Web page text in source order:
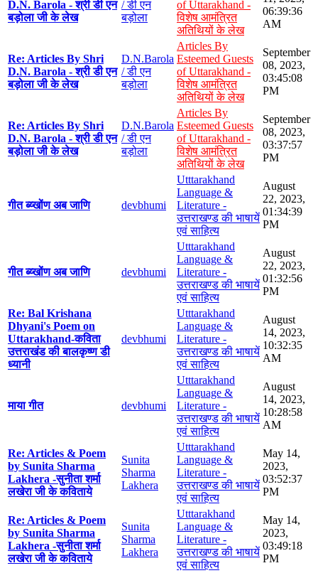
D.N. Barola - श्री डी एन
बड़ोला जी के लेख
/ डी एन
बड़ोला
of Uttarakhand -
विशेष आमंत्रित
अतिथियों के लेख
06:39:36
AM
Re: Articles By Shri
D.N. Barola - श्री डी एन
बड़ोला जी के लेख
D.N.Barola
/ डी एन
बड़ोला
Articles By
Esteemed Guests
of Uttarakhand -
विशेष आमंत्रित
अतिथियों के लेख
September
08, 2023,
03:45:08
PM
Re: Articles By Shri
D.N. Barola - श्री डी एन
बड़ोला जी के लेख
D.N.Barola
/ डी एन
बड़ोला
Articles By
Esteemed Guests
of Uttarakhand -
विशेष आमंत्रित
अतिथियों के लेख
September
08, 2023,
03:37:57
PM
गीत ब्य्खोंण अब जाणि devbhumi
Utttarakhand
Language &
Literature -
उत्तराखण्ड की भाषायें
एवं साहित्य
August
22, 2023,
01:34:39
PM
गीत ब्य्खोंण अब जाणि devbhumi
Utttarakhand
Language &
Literature -
उत्तराखण्ड की भाषायें
एवं साहित्य
August
22, 2023,
01:32:56
PM
Re: Bal Krishana
Dhyani's Poem on
Uttarakhand-कविता
उत्तराखंड की बालकृष्ण डी
ध्यानी
devbhumi
Utttarakhand
Language &
Literature -
उत्तराखण्ड की भाषायें
एवं साहित्य
August
14, 2023,
10:32:35
AM
माया गीत devbhumi
Utttarakhand
Language &
Literature -
उत्तराखण्ड की भाषायें
एवं साहित्य
August
14, 2023,
10:28:58
AM
Re: Articles & Poem
by Sunita Sharma
Lakhera -सुनीता शर्मा
लखेरा जी के कविताये
Sunita
Sharma
Lakhera
Utttarakhand
Language &
Literature -
उत्तराखण्ड की भाषायें
एवं साहित्य
May 14,
2023,
03:52:37
PM
Re: Articles & Poem
by Sunita Sharma
Lakhera -सुनीता शर्मा
लखेरा जी के कविताये
Sunita
Sharma
Lakhera
Utttarakhand
Language &
Literature -
उत्तराखण्ड की भाषायें
एवं साहित्य
May 14,
2023,
03:49:18
PM